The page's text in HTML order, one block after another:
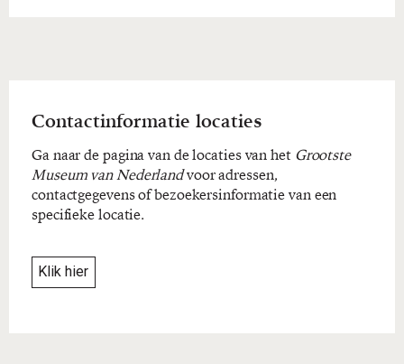
Contactinformatie locaties
Ga naar de pagina van de locaties van het Grootste
Museum van Nederlandvoor adressen,
contactgegevens of bezoekersinformatie van een
specifieke locatie.
Klik hier